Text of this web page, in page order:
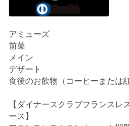
アミューズ
前菜
メイン
デザート
食後のお飲物（コーヒーまたは紅
【ダイナースクラブフランス
ース】